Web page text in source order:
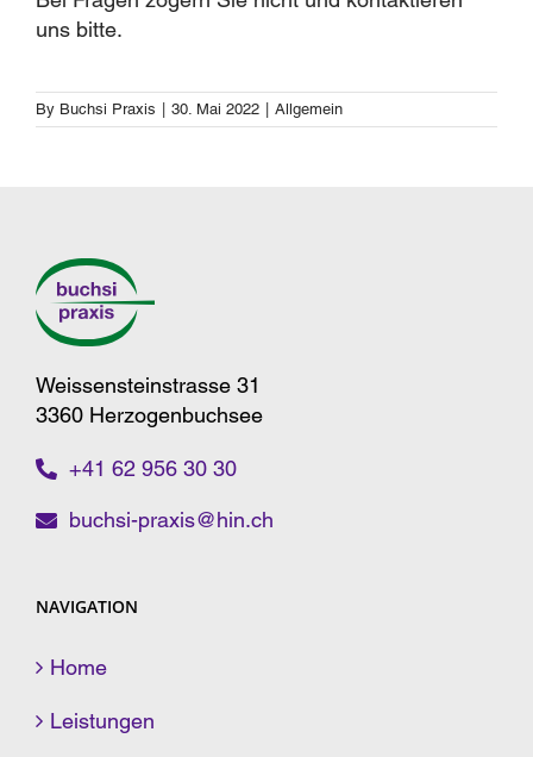
uns bitte.
By Buchsi Praxis | 30. Mai 2022 | Allgemein
Weissensteinstrasse 31
3360 Herzogenbuchsee
+41 62 956 30 30
buchsi-praxis@hin.ch
NAVIGATION
Home
Leistungen